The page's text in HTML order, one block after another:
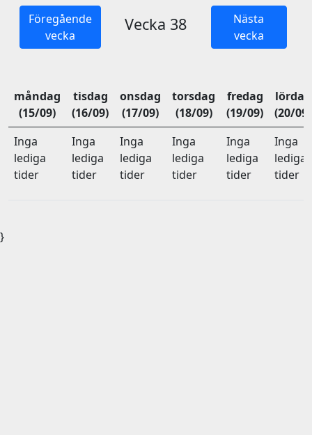
Föregående
vecka
Vecka 38
Nästa
vecka
måndag
(15/09)
tisdag
(16/09)
onsdag
(17/09)
torsdag
(18/09)
fredag
(19/09)
lördag
(20/09)
Inga
lediga
tider
Inga
lediga
tider
Inga
lediga
tider
Inga
lediga
tider
Inga
lediga
tider
Inga
lediga
tider
}